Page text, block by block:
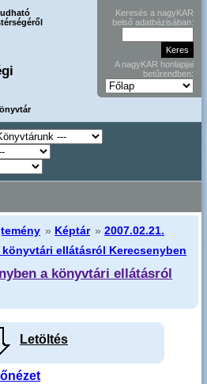
Keresés a nagyKAR
belső adatbázisában:
A nagyKAR honlapjai
betűrendben:
» Képtár »2007.02.21.
ellátásról Kerecsenyben
a könyvtári ellátásról
Letöltés